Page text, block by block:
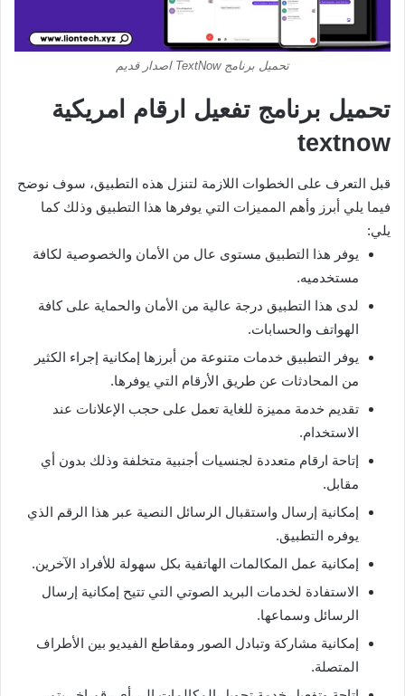
تحميل برنامج TextNow اصدار قديم
تحميل برنامج تفعيل ارقام امريكية
textnow
قبل التعرف على الخطوات اللازمة لتنزل هذه التطبيق، سوف نوضح
فيما يلي أبرز وأهم المميزات التي يوفرها هذا التطبيق وذلك كما
يلي:
يوفر هذا التطبيق مستوى عال من الأمان والخصوصية لكافة
مستخدميه.
لدى هذا التطبيق درجة عالية من الأمان والحماية على كافة
الهواتف والحسابات.
يوفر التطبيق خدمات متنوعة من أبرزها إمكانية إجراء الكثير
من المحادثات عن طريق الأرقام التي يوفرها.
تقديم خدمة مميزة للغاية تعمل على حجب الإعلانات عند
الاستخدام.
إتاحة ارقام متعددة لجنسيات أجنبية متخلفة وذلك بدون أي
مقابل.
إمكانية إرسال واستقبال الرسائل النصية عبر هذا الرقم الذي
يوفره التطبيق.
إمكانية عمل المكالمات الهاتفية بكل سهولة للأفراد الآخرين.
الاستفادة لخدمات البريد الصوتي التي تتيح إمكانية إرسال
الرسائل وسماعها.
إمكانية مشاركة وتبادل الصور ومقاطع الفيديو بين الأطراف
المتصلة.